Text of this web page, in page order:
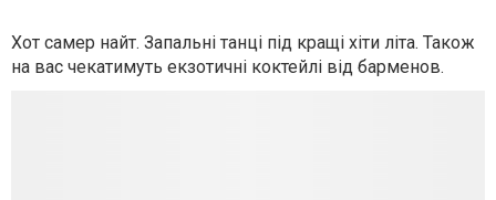
Хот самер найт. Запальні танці під кращі хіти літа. Також
на вас чекатимуть екзотичні коктейлі від барменов.